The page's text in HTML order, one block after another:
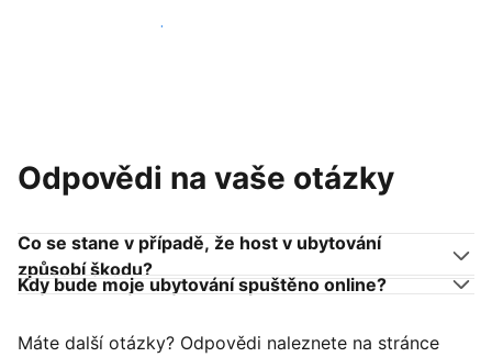
Připojit se k dalším hostitelům
Odpovědi na vaše otázky
Co se stane v případě, že host v ubytování
způsobí škodu?
Kdy bude moje ubytování spuštěno online?
Máte další otázky? Odpovědi naleznete na stránce